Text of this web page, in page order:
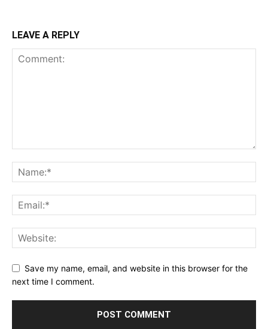
LEAVE A REPLY
Save my name, email, and website in this browser for the
next time I comment.